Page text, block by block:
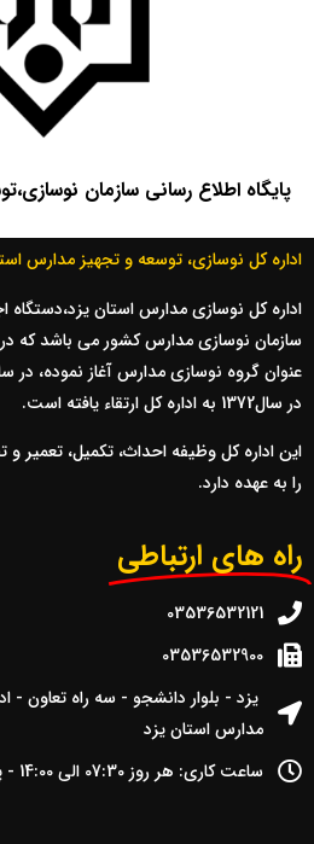
پایگاه اطلاع رسانی سازمان
اداره کل نوسازی، توسعه و تجهیز مدارس
اداره کل نوسازي مدارس استان یزد،دستگاه
در سال1372 به اداره کل ارتقاء يافته است.
اين اداره کل وظيفه احداث، تکميل، تعمير
را به عهده دارد.
راه های ارتباطی
03536532121
03536532900
یزد - بلوار دانشجو - سه راه تعاون -
مدارس استان یزد
ساعت کاری:‌ هر روز 07:30 الی 14:00 - پنجشنبه ها 07:30 الی 13:00